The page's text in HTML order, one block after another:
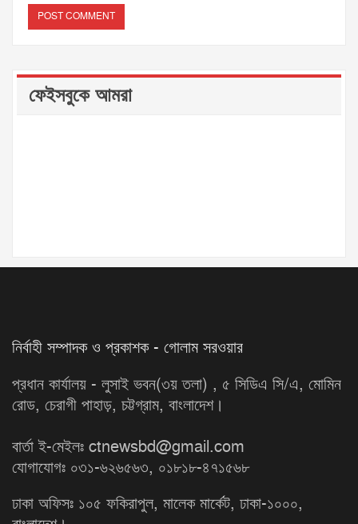
ফেইসবুকে আমরা
নির্বাহী সম্পাদক ও প্রকাশক - গোলাম সরওয়ার
প্রধান কার্যালয় - লুসাই ভবন(৩য় তলা) , ৫ সিডিএ সি/এ, মোমিন
রোড, চেরাগী পাহাড়, চট্টগ্রাম, বাংলাদেশ।
বার্তা ই-মেইলঃ ctnewsbd@gmail.com
যোগাযোগঃ ০৩১-৬২৬৫৬৩, ০১৮১৮-৪৭১৫৬৮
ঢাকা অফিসঃ ১০৫ ফকিরাপুল, মালেক মার্কেট, ঢাকা-১০০০,